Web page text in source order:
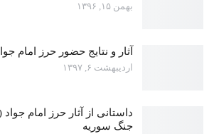
بهمن ۱۵, ۱۳۹۶
آثار و نتایج حضور حرز امام
اردیبهشت ۶, ۱۳۹۷
داستانی از آثار حرز امام
جنگ سوریه